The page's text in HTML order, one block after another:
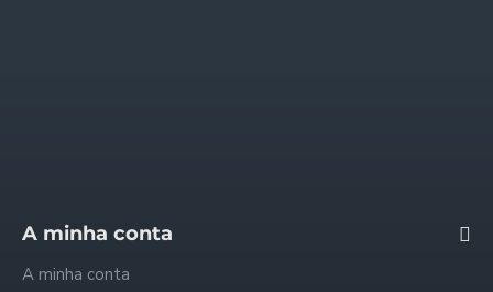
A minha conta
A minha conta